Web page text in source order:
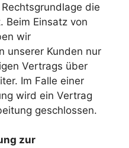
die
Beim Einsatz von
wir
unserer Kunden nur
Vertrags über
Im Falle einer
wird ein Vertrag
geschlossen.
zur